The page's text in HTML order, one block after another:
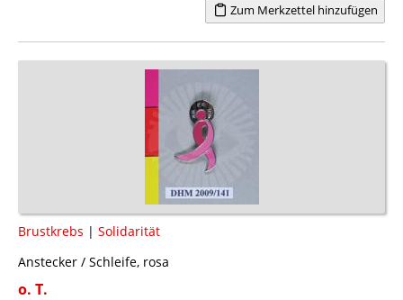
Zum Merkzettel hinzufügen
Brustkrebs | Solidarität
Anstecker / Schleife, rosa
o. T.